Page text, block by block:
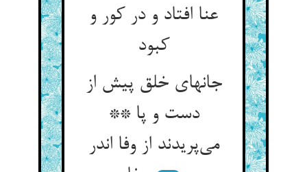
عنا افتاد و در کور و
کبود
جانهای خلق پیش از
دست و پا **
می‌‌پریدند از وفا اندر